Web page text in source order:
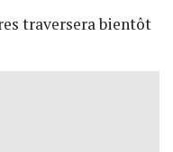
traversera bientôt